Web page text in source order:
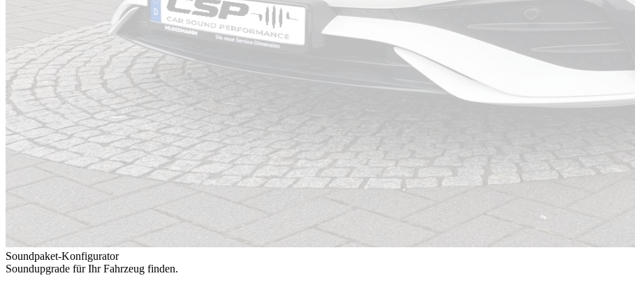
Soundpaket-Konfigurator
Soundupgrade für Ihr Fahrzeug finden.